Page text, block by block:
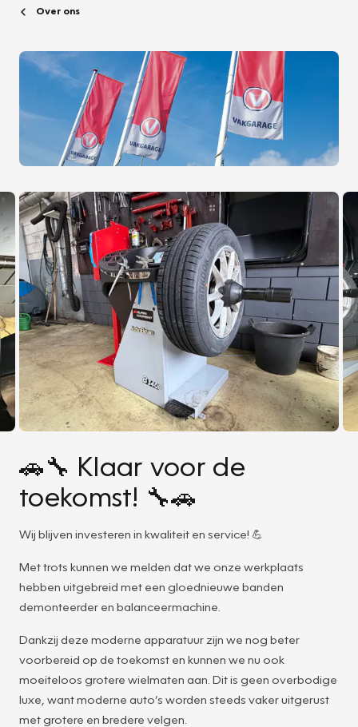
Over ons
🚗🔧 Klaar voor de
toekomst! 🔧🚗
Wij blijven investeren in kwaliteit en service! 💪
Met trots kunnen we melden dat we onze werkplaats
hebben uitgebreid met een gloednieuwe banden
demonteerder en balanceermachine.
Dankzij deze moderne apparatuur zijn we nog beter
voorbereid op de toekomst en kunnen we nu ook
moeiteloos grotere wielmaten aan. Dit is geen overbodige
luxe, want moderne auto’s worden steeds vaker uitgerust
met grotere en bredere velgen.